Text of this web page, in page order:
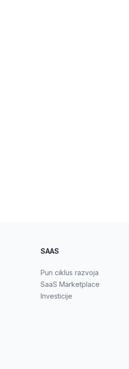
SAAS
Pun ciklus razvoja
SaaS Marketplace
Investicije